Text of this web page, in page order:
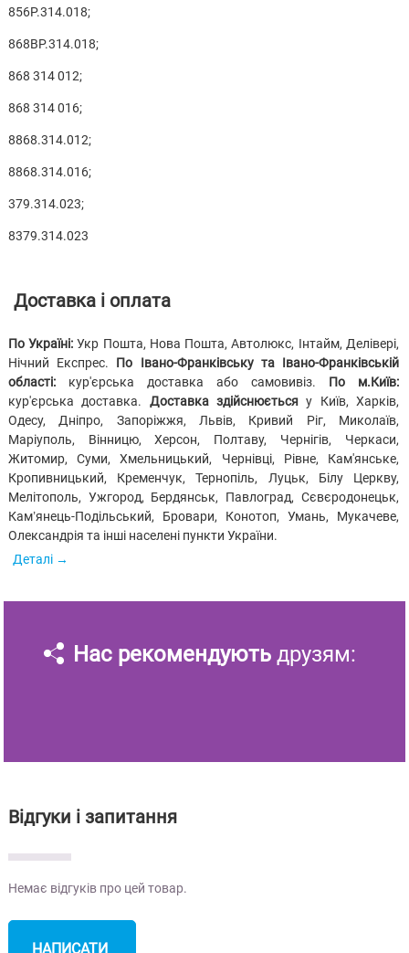
856P.314.018;
868BP.314.018;
868 314 012;
868 314 016;
8868.314.012;
8868.314.016;
379.314.023;
8379.314.023
Доставка і оплата
По Україні: Укр Пошта, Нова Пошта, Автолюкс, Інтайм, Делівері,
Нічний Експрес. По Івано-Франківську та Івано-Франківській
області:кур'єрська доставка або самовивіз. По м.Київ:
кур'єрська доставка. Доставка здійснюєтьсяу Київ, Харків,
Одесу, Дніпро, Запоріжжя, Львів, Кривий Ріг, Миколаїв,
Маріуполь, Вінницю, Херсон, Полтаву, Чернігів, Черкаси,
Житомир, Суми, Хмельницький, Чернівці, Рівне, Кам'янське,
Кропивницький, Кременчук, Тернопіль, Луцьк, Білу Церкву,
Мелітополь, Ужгород, Бердянськ, Павлоград, Сєвєродонецьк,
Кам’янець-Подільський, Бровари, Конотоп, Умань, Мукачеве,
Олександрія та інші населені пункти України.
Деталі
Нас рекомендують друзям:
Відгуки і запитання
Немає відгуків про цей товар.
НАПИСАТИ